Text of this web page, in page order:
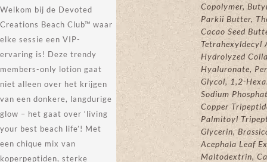
Welkom bij de Devoted
Creations Beach Club™ waar
elke sessie een VIP-
ervaring is! Deze trendy
members-only lotion gaat
niet alleen over het krijgen
van een donkere, langdurige
glow – het gaat over ‘living
your best beach life’! Met
een chique mix van
koperpeptiden, sterke
Copolymer,
Parkii Butter,
Cacao Seed
Tetrahexyldecyl
Hydrolyzed
Hyaluronate,
Glycol, 1,2-
Sodium
Copper
Palmitoyl
Glycerin,
Acephala Leaf
Maltodextrin,